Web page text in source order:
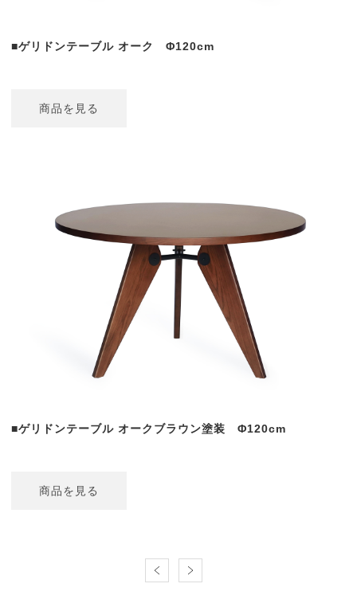
■ゲリドンテーブル オーク Φ120cm
商品を見る
■ゲリドンテーブル オークブラウン塗装 Φ120cm
商品を見る